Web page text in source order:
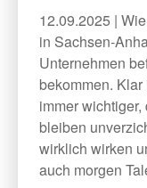
12.09.2025 |
in Sachsen-
Unternehmen
bekommen.
immer
bleiben
wirklich wirken
auch morgen